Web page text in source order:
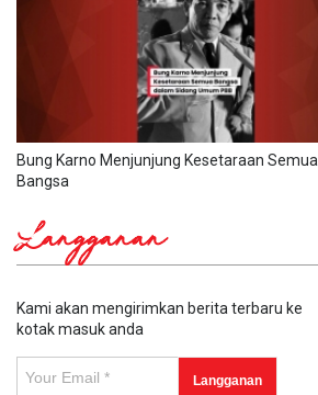
Bung Karno Menjunjung Kesetaraan Semua
Bangsa
Langganan
Kami akan mengirimkan berita terbaru ke
kotak masuk anda